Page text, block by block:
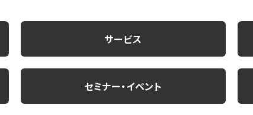
サービス
セミナー・イベント